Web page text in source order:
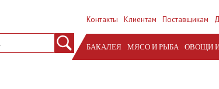
Контакты Клиентам Поставщикам
БАКАЛЕЯ МЯСО И РЫБА ОВОЩИ